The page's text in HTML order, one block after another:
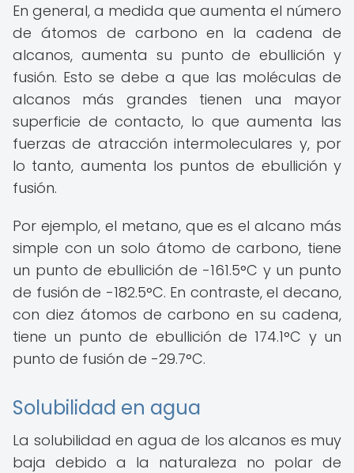
En general, a medida que aumenta el número
de átomos de carbono en la cadena de
alcanos, aumenta su punto de ebullición y
fusión. Esto se debe a que las moléculas de
alcanos más grandes tienen una mayor
superficie de contacto, lo que aumenta las
fuerzas de atracción intermoleculares y, por
lo tanto, aumenta los puntos de ebullición y
fusión.
Por ejemplo, el metano, que es el alcano más
simple con un solo átomo de carbono, tiene
un punto de ebullición de -161.5°C y un punto
de fusión de -182.5°C. En contraste, el decano,
con diez átomos de carbono en su cadena,
tiene un punto de ebullición de 174.1°C y un
punto de fusión de -29.7°C.
Solubilidad en agua
La solubilidad en agua de los alcanos es muy
baja debido a la naturaleza no polar de